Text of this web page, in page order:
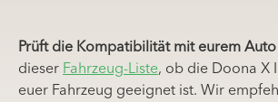
Prüft die Kompatibilität mit eurem Auto
dieser Fahrzeug-Liste, ob die Doona X
euer Fahrzeug geeignet ist. Wir